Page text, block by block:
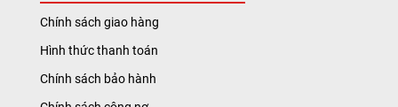
Chính sách giao hàng
Hình thức thanh toán
Chính sách bảo hành